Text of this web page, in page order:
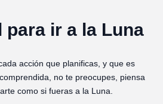
para ir a la Luna
acción que planificas, y que es
no te preocupes, piensa
como si fueras a la Luna.